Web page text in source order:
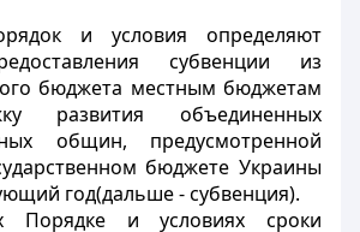
и условия определяют
субвенции из
бюджета местным бюджетам
развития объединенных
общин, предусмотренной
бюджете Украины
год(дальше - субвенция).
и условиях сроки